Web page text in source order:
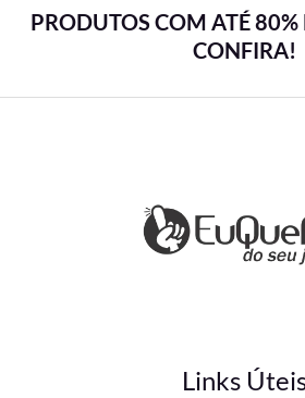
PRODUTOS COM ATÉ 80%
CONFIRA!
Links